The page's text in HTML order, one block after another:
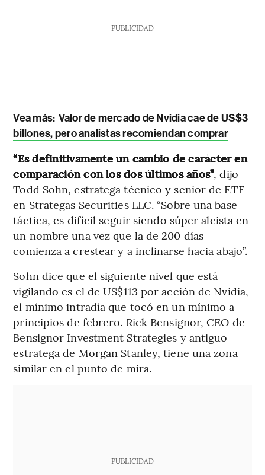
PUBLICIDAD
Vea más: Valor de mercado de Nvidia cae de US$3
billones, pero analistas recomiendan comprar
“Es definitivamente un cambio de carácter en
comparación con los dos últimos años”, dijo
Todd Sohn, estratega técnico y senior de ETF
en Strategas Securities LLC. “Sobre una base
táctica, es difícil seguir siendo súper alcista en
un nombre una vez que la de 200 días
comienza a crestear y a inclinarse hacia abajo”.
Sohn dice que el siguiente nivel que está
vigilando es el de US$113 por acción de Nvidia,
el mínimo intradía que tocó en un mínimo a
principios de febrero. Rick Bensignor, CEO de
Bensignor Investment Strategies y antiguo
estratega de Morgan Stanley, tiene una zona
similar en el punto de mira.
PUBLICIDAD